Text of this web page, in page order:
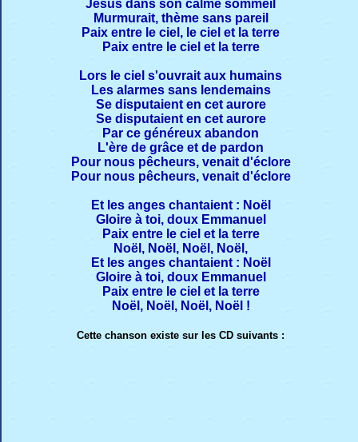
Jésus dans son calme sommeil
Murmurait, thème sans pareil
Paix entre le ciel, le ciel et la terre
Paix entre le ciel et la terre
Lors le ciel s'ouvrait aux humains
Les alarmes sans lendemains
Se disputaient en cet aurore
Se disputaient en cet aurore
Par ce généreux abandon
L'ère de grâce et de pardon
Pour nous pêcheurs, venait d'éclore
Pour nous pêcheurs, venait d'éclore
Et les anges chantaient : Noël
Gloire à toi, doux Emmanuel
Paix entre le ciel et la terre
Noël, Noël, Noël, Noël,
Et les anges chantaient : Noël
Gloire à toi, doux Emmanuel
Paix entre le ciel et la terre
Noël, Noël, Noël, Noël !
Cette chanson existe sur les CD suivants :